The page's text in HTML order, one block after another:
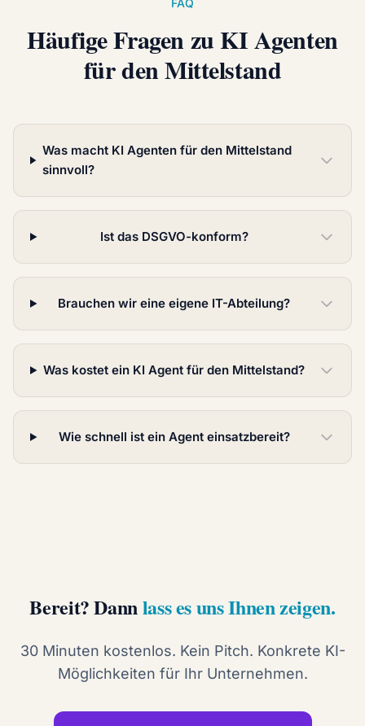
FAQ
Häufige Fragen zu KI Agenten
für den Mittelstand
Was macht KI Agenten für den Mittelstand
sinnvoll?
Ist das DSGVO-konform?
Brauchen wir eine eigene IT-Abteilung?
Was kostet ein KI Agent für den Mittelstand?
Wie schnell ist ein Agent einsatzbereit?
Bereit? Dannlass es uns Ihnen zeigen.
30 Minuten kostenlos. Kein Pitch. Konkrete KI-
Möglichkeiten für Ihr Unternehmen.